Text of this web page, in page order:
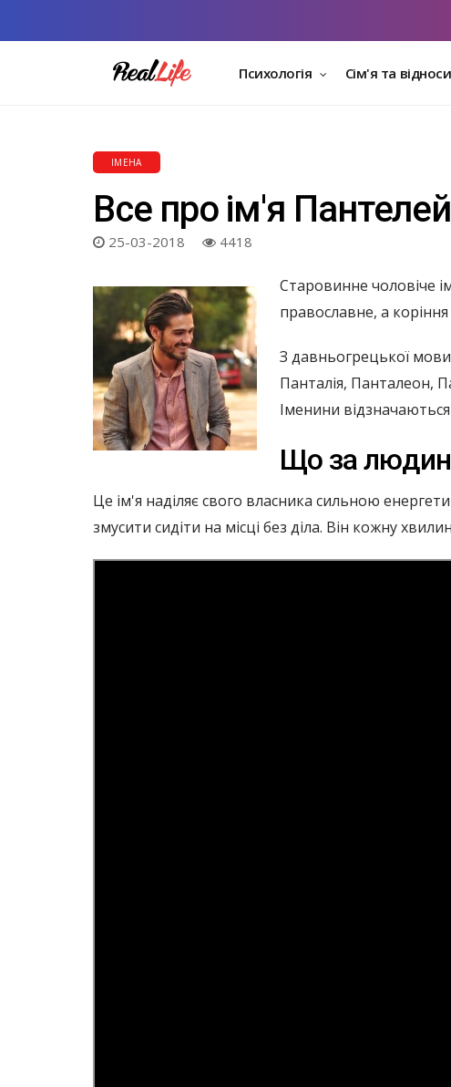
Психологія Сім'я та
ІМЕНА
Все про ім'я
25-03-2018 4418
Старовинне чоловіче
православне, а
З давньогрецької
Панталія, Панталеон,
Іменини
Що за
Це ім'я наділяє свого власника сильною
змусити сидіти на місці без діла. Він кожну